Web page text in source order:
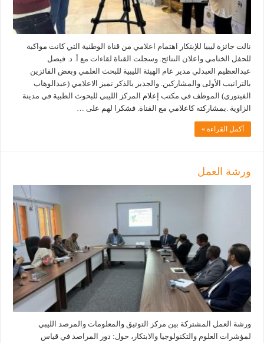
نالت جائزة ليبيا للإبتكار اهتمام اعلامي من قناة الوطنية التي كانت مواكبة
للحفل الختامي واعلان النتائج. وسجلت القناة لقاءات مع أ. د. فيصل
عبدالعظيم العبدلي مدير عام الهيئة الليبية للبحث العلمي وبعض الفائزين
بالتراتيب الأولى والمشاركين. والجدير بالذكر تميز الاعلامي (عبدالوهاب
الفيتوري) الموظف في مكتب إعلام المركز الليبي للبحوث الطبية في مدينة
الزاوية .بمشاركته كاعلامي مع القناة. فشكرا لهم على …
أكمل القراءة »
ورشة العمل
ورشة العمل المشتركة بين مركز التوثيق والمعلومات والمرصد الليبي
لمؤشرات العلوم والتكنولوجيا والابتكار، حول: دور المراصد في قياس